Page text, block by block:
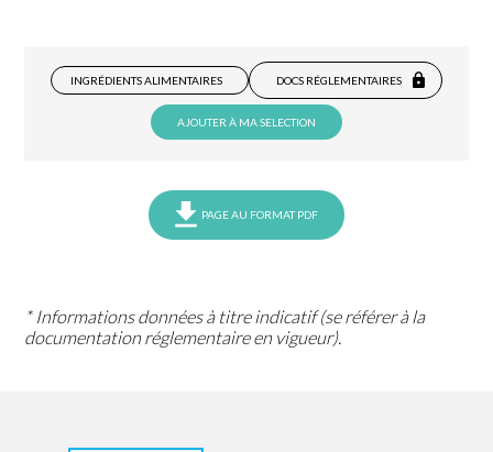
INGRÉDIENTS ALIMENTAIRES DOCS RÉGLEMENTAIRES
AJOUTER À MA SELECTION
PAGE AU FORMAT PDF
* Informations données à titre indicatif (se référer à la
documentation réglementaire en vigueur).